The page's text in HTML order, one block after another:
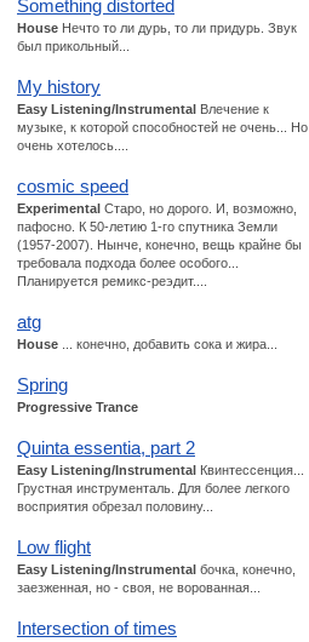
Something distorted
House Нечто то ли дурь, то ли придурь. Звук
был прикольный...
My history
Easy Listening/Instrumental Влечение к
музыке, к которой способностей не очень... Но
очень хотелось....
cosmic speed
Experimental Старо, но дорого. И, возможно,
пафосно. К 50-летию 1-го спутника Земли
(1957-2007). Нынче, конечно, вещь крайне бы
требовала подхода более особого...
Планируется ремикс-реэдит....
atg
House ... конечно, добавить сока и жира...
Spring
Progressive Trance
Quinta essentia, part 2
Easy Listening/Instrumental Квинтессенция...
Грустная инструменталь. Для более легкого
восприятия обрезал половину...
Low flight
Easy Listening/Instrumental бочка, конечно,
заезженная, но - своя, не ворованная...
Intersection of times